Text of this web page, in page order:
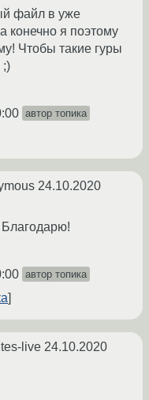
файл в уже
конечно я поэтому
Чтобы такие гуры
;)
автор топика
24.10.2020
Благодарю!
автор топика
live 24.10.2020